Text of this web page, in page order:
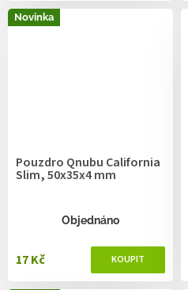
Novinka
Pouzdro Qnubu California
Slim, 50x35x4 mm
Objednáno
17 Kč